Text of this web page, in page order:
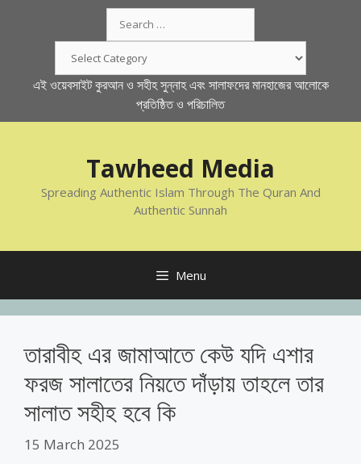
for:
এই ওয়েবসাইট কুরআন ও সহীহ সুন্নাহ এবং সালাফদের মানহাজের আলোকে
প্রতিষ্ঠিত ও পরিচালিত
Tawheed Media
Spreading Authentic Islam Through The Quran And
Authentic Sunnah
Menu
তারাবীহ এর জামাআতে কেউ যদি এশার
ফরজ সালাতের নিয়তে দাঁড়ায় তাহলে তার
সালাত সহীহ হবে কি
15 March 2025